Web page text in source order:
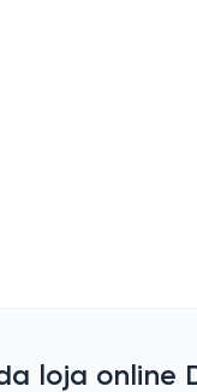
loja online